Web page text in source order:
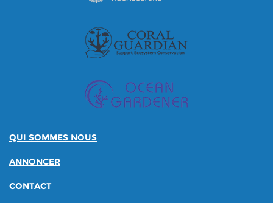
QUI SOMMES NOUS
ANNONCER
CONTACT